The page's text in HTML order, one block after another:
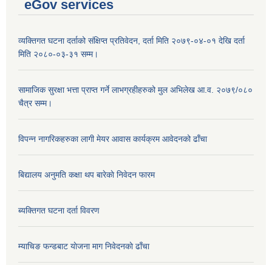
eGov services
व्यक्तिगत घटना दर्ताको संक्षिप्त प्रतिवेदन, दर्ता मिति २०७९-०४-०१ देखि दर्ता
मिति २०८०-०३-३१ सम्म।
सामाजिक सुरक्षा भत्ता प्राप्त गर्ने लाभग्रहीहरुको मुल अभिलेख आ.व. २०७९/०८०
चैत्र सम्म।
विपन्न नागरिकहरुका लागी मेयर आवास कार्यक्रम आवेदनको ढाँचा
बिद्यालय अनुमति कक्षा थप बारेकाे निवेदन फारम
ब्यक्तिगत घटना दर्ता विवरण
म्याचिङ फन्डबाट याेजना माग निवेदनकाे ढाँचा